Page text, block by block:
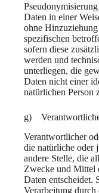
Daten in einer
ohne
spezifischen
sofern diese
werden und
unterliegen, die
Daten nicht einer
natürlichen Person
g)
Verantwortlicher
die natürliche oder
andere Stelle, die
Zwecke und Mittel
Daten entscheidet.
Verarbeitung durch